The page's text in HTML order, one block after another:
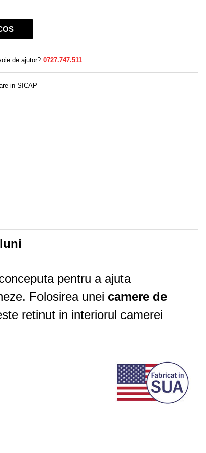
de ajutor? 0727.747.511
in SICAP
pentru a ajuta
Folosirea unei camere de
retinut in interiorul camerei